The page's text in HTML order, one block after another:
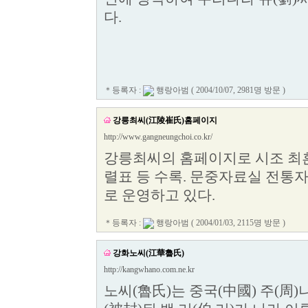
다.
＊등록자 : 행랑아범 ( 2004/10/07, 2981명 방문 )
강릉최씨(江陵崔氏)홈페이지
http://www.gangneungchoi.co.kr/
강릉최씨의 홈페이지로 시조 최
렬표 등 수록. 문중자료실 전통
로 운영하고 있다.
＊등록자 : 행랑아범 ( 2004/01/03, 2115명 방문 )
강화노씨(江華魯氏)
http://kangwhano.com.ne.kr
노씨(魯氏)는 중국(中國) 주(周)